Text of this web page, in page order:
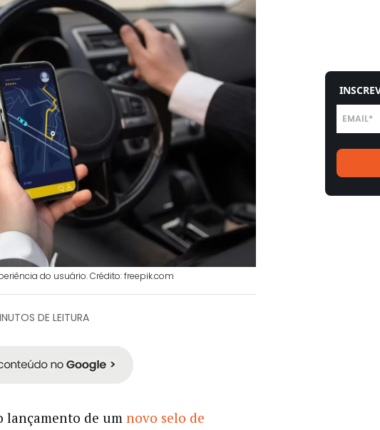
do usuário. Crédito: freepik.com
DE LEITURA
lançamento de um novo selo de